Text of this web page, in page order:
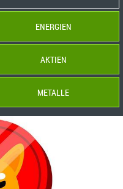
ENERGIEN
AKTIEN
METALLE